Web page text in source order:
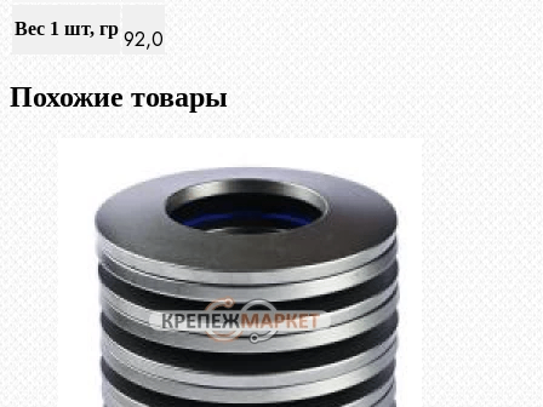
Вес 1 шт, гр 92,0
Похожие товары